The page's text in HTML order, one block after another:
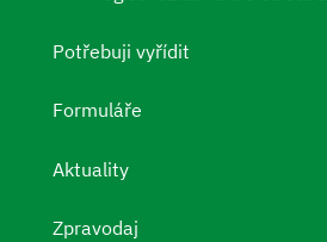
Potřebuji vyřídit
Formuláře
Aktuality
Zpravodaj